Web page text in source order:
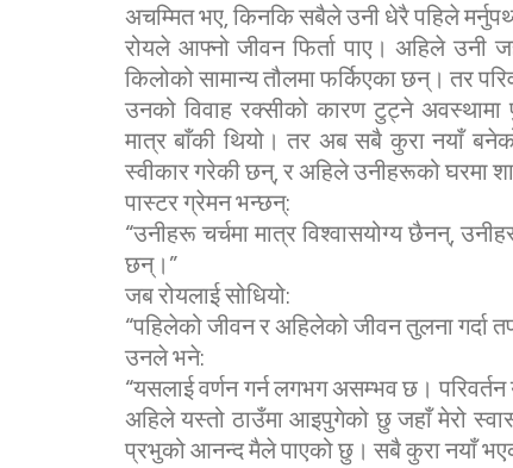
अचम्मित भए, किनकि सबैले उनी धेरै पहिले
रोयले आफ्नो जीवन फिर्ता पाए। अहिले उनी
किलोको सामान्य तौलमा फर्किएका छन्। तर
उनको विवाह रक्सीको कारण टुट्ने
मात्र बाँकी थियो। तर अब सबै कुरा नयाँ
स्वीकार गरेकी छन्, र अहिले उनीहरूको घरमा
पास्टर ग्रेमन भन्छन्:
“उनीहरू चर्चमा मात्र विश्वासयोग्य छैनन्,
छन्।”
जब रोयलाई सोधियो:
“पहिलेको जीवन र अहिलेको जीवन तुलना गर्दा
उनले भने:
“यसलाई वर्णन गर्न लगभग असम्भव छ।
अहिले यस्तो ठाउँमा आइपुगेको छु जहाँ मेरो
प्रभुको आनन्द मैले पाएको छु। सबै कुरा नयाँ